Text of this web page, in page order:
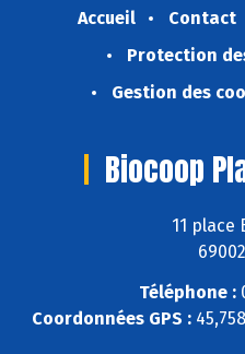
Accueil Contact
Protection
Gestion des
Biocoop
11 place
Téléphone :
Coordonnées GPS :